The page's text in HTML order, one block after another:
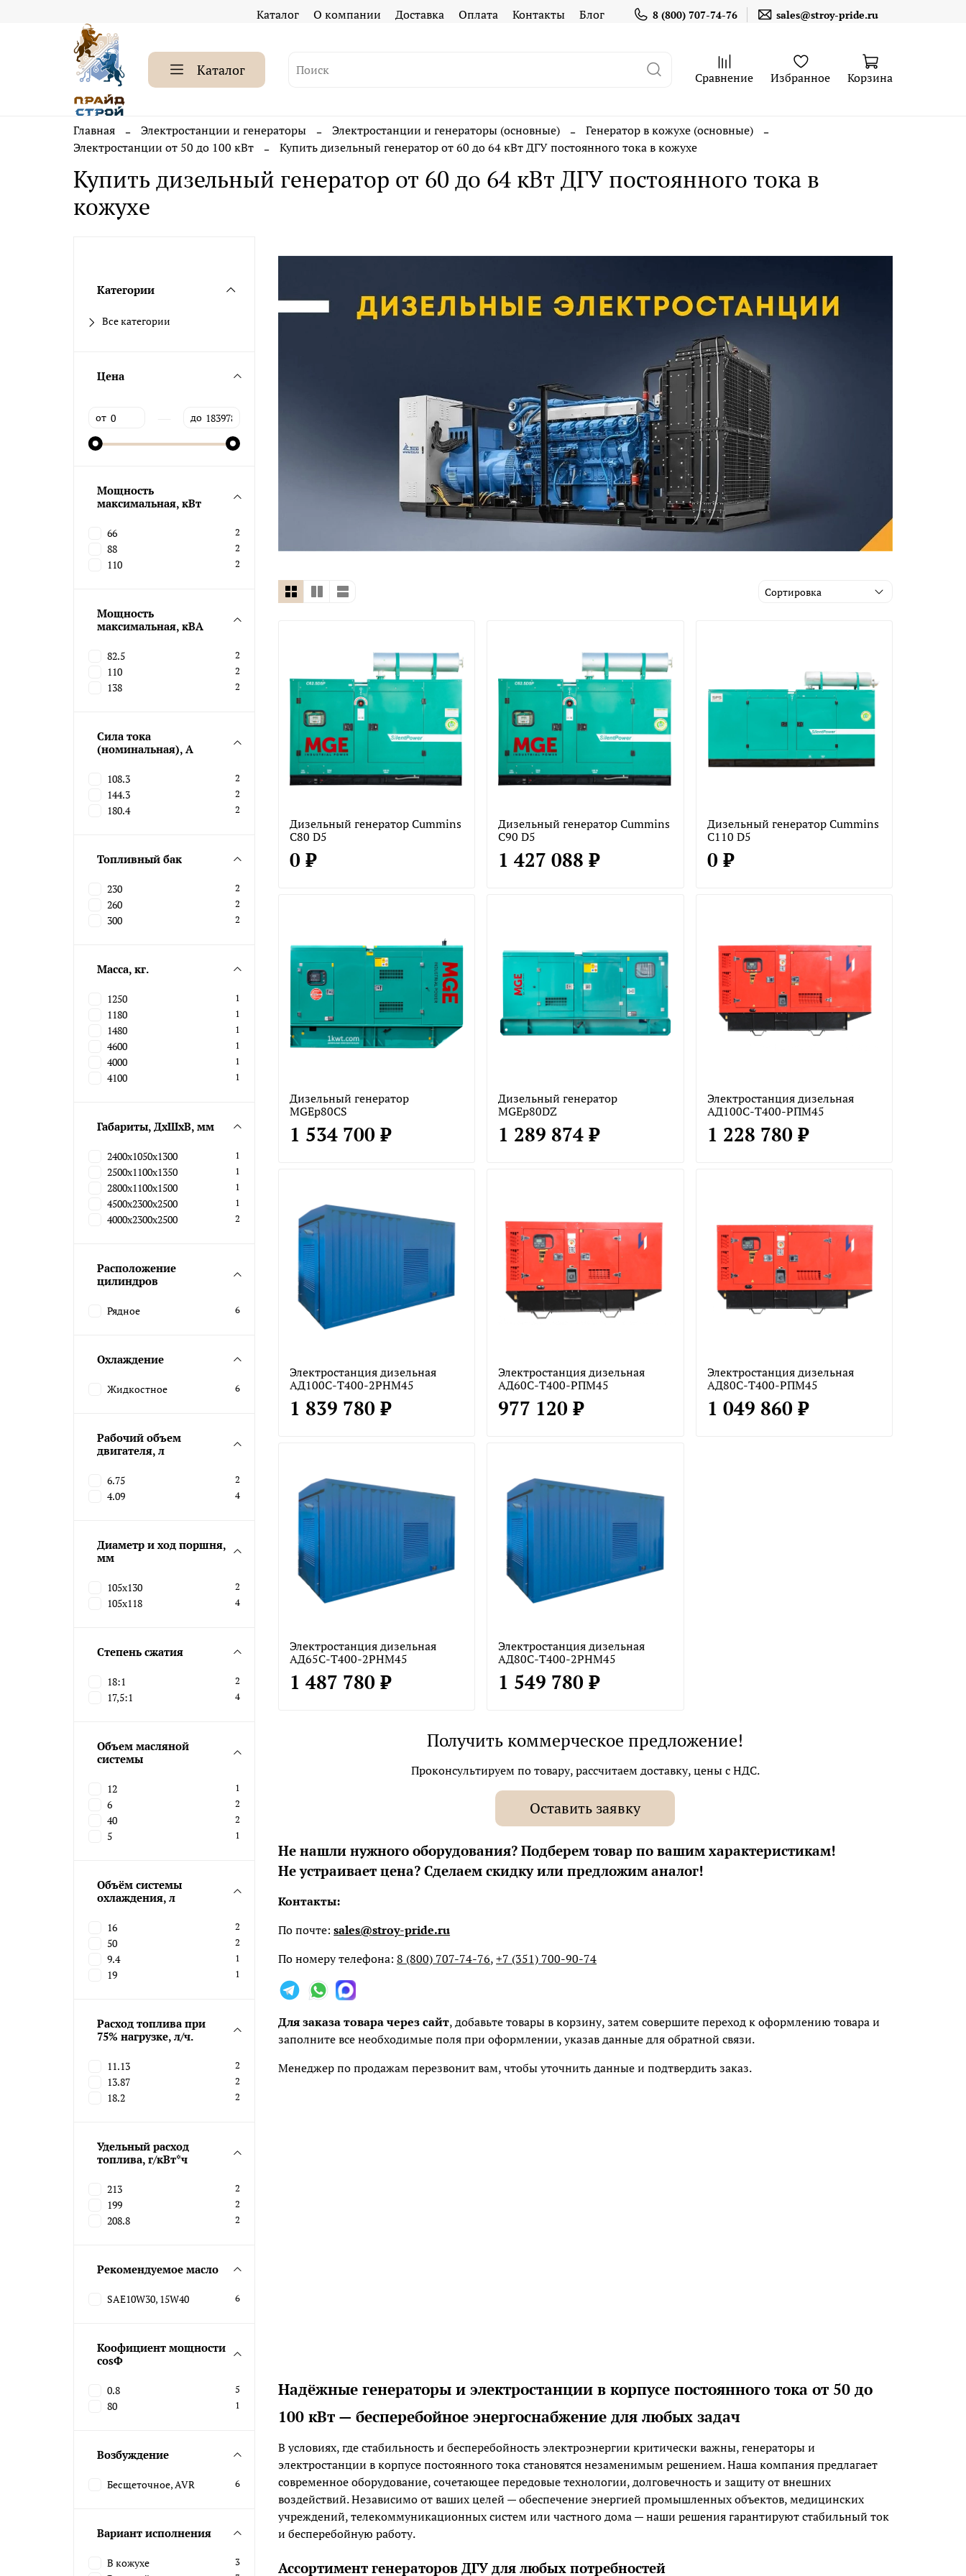
Каталог О компании Доставка Оплата Контакты Блог 8 (800) 707-74-76 sales@stroy-pride.ru
Каталог Сравнение Избранное Корзина
Главная Электростанции и генераторы Электростанции и генераторы (основные)
Генератор в кожухе (основные)
Электростанции от 50 до 100 кВт
Купить дизельный генератор от 60 до 64 кВт ДГУ постоянного тока в кожухе
Купить дизельный генератор от 60 до 64 кВт ДГУ постоянного тока в
кожухе
Дизельный генератор Cummins
C80 D5
0 ₽
Дизельный генератор Cummins
C90 D5
1 427 088 ₽
Дизельный генератор Cummins
C110 D5
0 ₽
Дизельный генератор
MGEp80CS
1 534 700 ₽
Дизельный генератор
MGEp80DZ
1 289 874 ₽
Электростанция дизельная
АД100С-Т400-РПМ45
1 228 780 ₽
Электростанция дизельная
АД100С-Т400-2РНМ45
1 839 780 ₽
Электростанция дизельная
АД60С-Т400-РПМ45
977 120 ₽
Электростанция дизельная
АД80С-Т400-РПМ45
1 049 860 ₽
Электростанция дизельная
АД65С-Т400-2РНМ45
1 487 780 ₽
Электростанция дизельная
АД80С-Т400-2РНМ45
1 549 780 ₽
Получить коммерческое предложение!
Проконсультируем по товару, рассчитаем доставку, цены с НДС.
Оставить заявку
Не нашли нужного оборудования? Подберем товар по вашим характеристикам!
Не устраивает цена? Сделаем скидку или предложим аналог!
Контакты:
По почте:sales@stroy-pride.ru
По номеру телефона:8 (800) 707-74-76,+7 (351) 700-90-74
Для заказа товара через сайт, добавьте товары в корзину, затем совершите переход к оформлению товара и
заполните все необходимые поля при оформлении, указав данные для обратной связи.
Менеджер по продажам перезвонит вам, чтобы уточнить данные и подтвердить заказ.
Надёжные генераторы и электростанции в корпусе постоянного тока от 50 до
100 кВт — бесперебойное энергоснабжение для любых задач
В условиях, где стабильность и бесперебойность электроэнергии критически важны, генераторы и
электростанции в корпусе постоянного тока становятся незаменимым решением. Наша компания предлагает
современное оборудование, сочетающее передовые технологии, долговечность и защиту от внешних
воздействий. Независимо от ваших целей — обеспечение энергией промышленных объектов, медицинских
учреждений, телекоммуникационных систем или частного дома — наши решения гарантируют стабильный ток
и бесперебойную работу.
Ассортимент генераторов ДГУ для любых потребностей
Категории
Все категории
Цена
от до
Мощность
максимальная, кВт
66 2
88 2
110 2
Мощность
максимальная, кВА
82.5 2
110 2
138 2
Сила тока
(номинальная), А
108.3 2
144.3 2
180.4 2
Топливный бак
230 2
260 2
300 2
Масса, кг.
1250 1
1180 1
1480 1
4600 1
4000 1
4100 1
Габариты, ДхШхВ, мм
2400х1050х1300 1
2500х1100х1350 1
2800х1100х1500 1
4500х2300х2500 1
4000х2300х2500 2
Расположение
цилиндров
Рядное 6
Охлаждение
Жидкостное 6
Рабочий объем
двигателя, л
6.75 2
4.09 4
Диаметр и ход поршня,
мм
105х130 2
105х118 4
Степень сжатия
18:1 2
17,5:1 4
Объем масляной
системы
12 1
6 2
40 2
5 1
Объём системы
охлаждения, л
16 2
50 2
9.4 1
19 1
Расход топлива при
75% нагрузке, л/ч.
11.13 2
13.87 2
18.2 2
Удельный расход
топлива, г/кВт*ч
213 2
199 2
208.8 2
Рекомендуемое масло
SAE10W30, 15W40 6
Коофициент мощности
cosФ
0.8 5
80 1
Возбуждение
Бесщеточное, AVR 6
Вариант исполнения
В кожухе 3